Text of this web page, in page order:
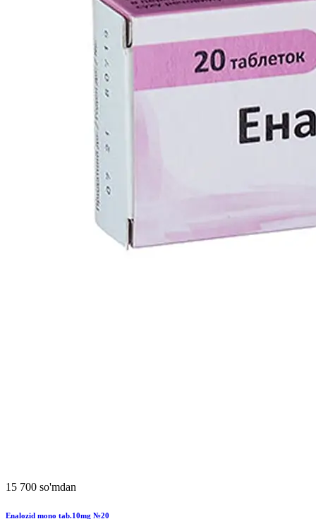
15 700 so'mdan
Enalozid mono tab.10mg №20